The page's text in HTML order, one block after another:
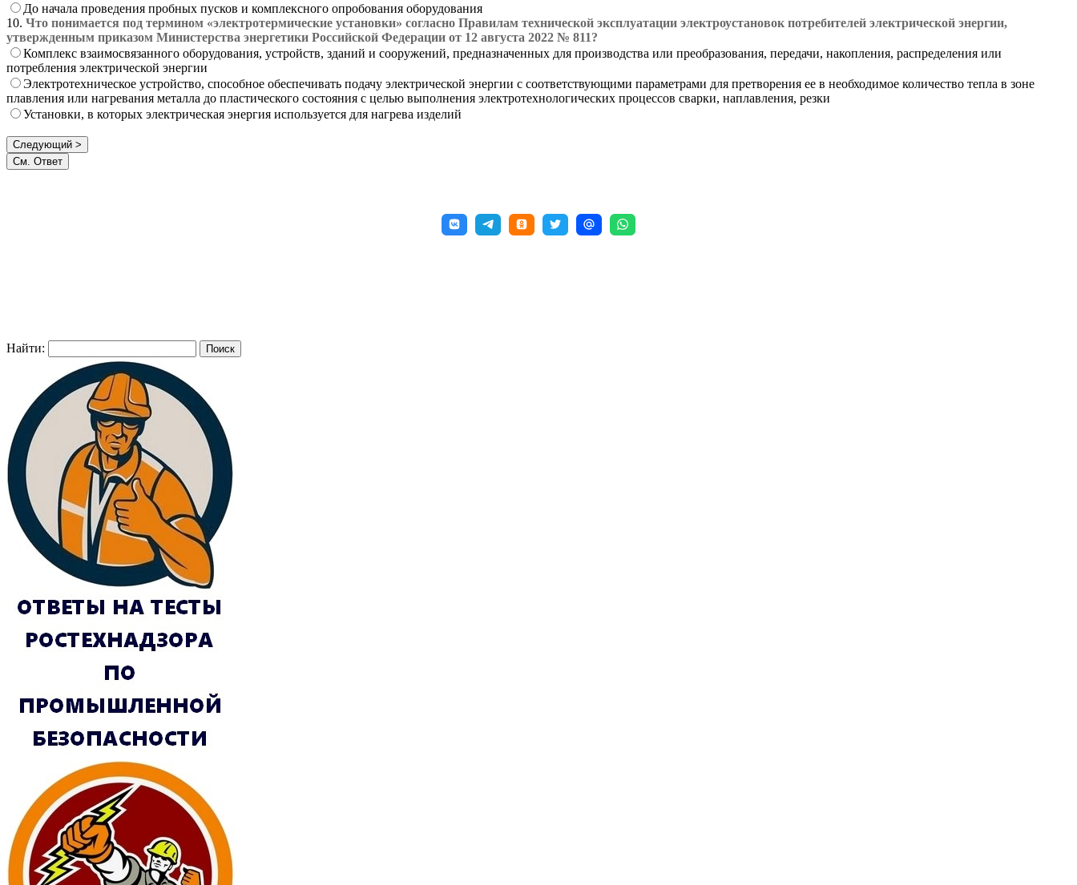
До начала проведения пробных пусков и комплексного опробования оборудования
10. Что понимается под термином «электротермические установки» согласно Правилам технической эксплуатации электроустановок потребителей электрической энергии,
утвержденным приказом Министерства энергетики Российской Федерации от 12 августа 2022 № 811?
Комплекс взаимосвязанного оборудования, устройств, зданий и сооружений, предназначенных для производства или преобразования, передачи, накопления, распределения или
потребления электрической энергии
Электротехническое устройство, способное обеспечивать подачу электрической энергии с соответствующими параметрами для претворения ее в необходимое количество тепла в зоне
плавления или нагревания металла до пластического состояния с целью выполнения электротехнологических процессов сварки, наплавления, резки
Установки, в которых электрическая энергия используется для нагрева изделий
Найти: